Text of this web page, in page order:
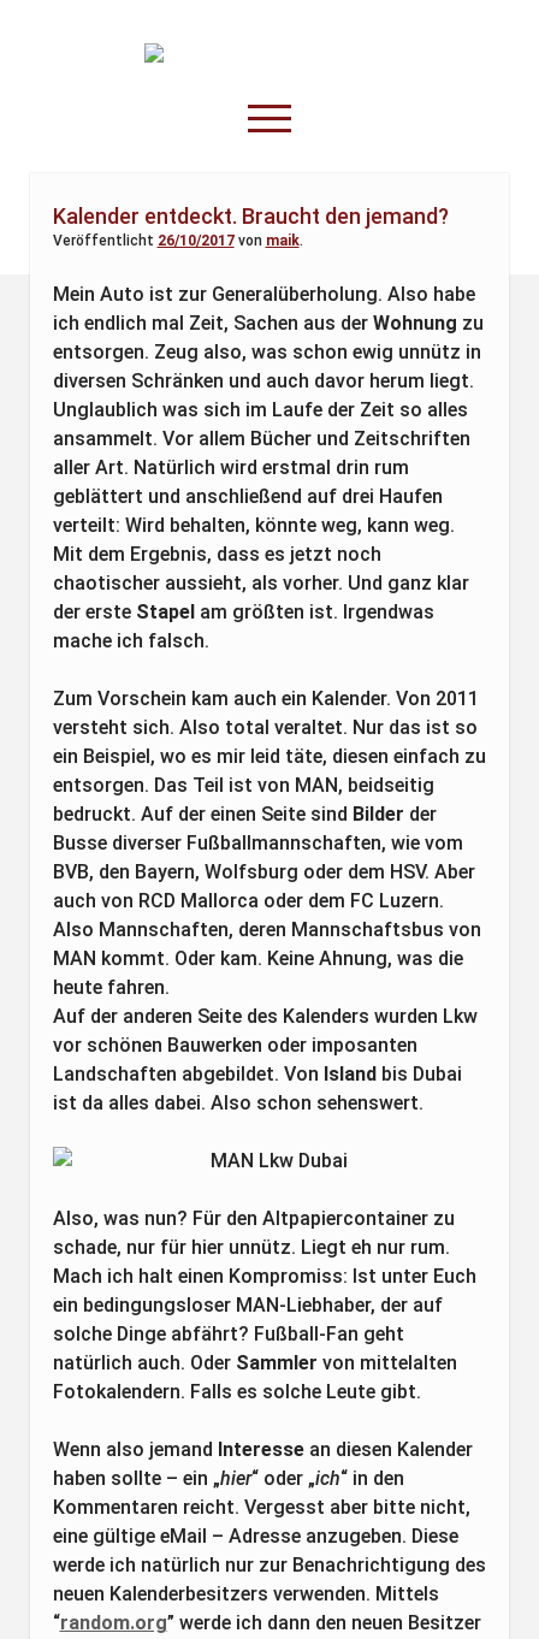
TruckOnline.de
open
menu
Anderswo
Spesenliste
Fahrer
Disposition
Kalender entdeckt. Braucht den jemand?
Veröffentlicht 26/10/2017von maik.
Mein Auto ist zur Generalüberholung. Also habe
ich endlich mal Zeit, Sachen aus der Wohnung zu
entsorgen. Zeug also, was schon ewig unnütz in
diversen Schränken und auch davor herum liegt.
Unglaublich was sich im Laufe der Zeit so alles
ansammelt. Vor allem Bücher und Zeitschriften
aller Art. Natürlich wird erstmal drin rum
geblättert und anschließend auf drei Haufen
verteilt: Wird behalten, könnte weg, kann weg.
Mit dem Ergebnis, dass es jetzt noch
chaotischer aussieht, als vorher. Und ganz klar
der erste Stapelam größten ist. Irgendwas
mache ich falsch.
Zum Vorschein kam auch ein Kalender. Von 2011
versteht sich. Also total veraltet. Nur das ist so
ein Beispiel, wo es mir leid täte, diesen einfach zu
entsorgen. Das Teil ist von MAN, beidseitig
bedruckt. Auf der einen Seite sind Bilder der
Busse diverser Fußballmannschaften, wie vom
BVB, den Bayern, Wolfsburg oder dem HSV. Aber
auch von RCD Mallorca oder dem FC Luzern.
Also Mannschaften, deren Mannschaftsbus von
MAN kommt. Oder kam. Keine Ahnung, was die
heute fahren.
Auf der anderen Seite des Kalenders wurden Lkw
vor schönen Bauwerken oder imposanten
Landschaften abgebildet. Von Islandbis Dubai
ist da alles dabei. Also schon sehenswert.
Also, was nun? Für den Altpapiercontainer zu
schade, nur für hier unnütz. Liegt eh nur rum.
Mach ich halt einen Kompromiss: Ist unter Euch
ein bedingungsloser MAN-Liebhaber, der auf
solche Dinge abfährt? Fußball-Fan geht
natürlich auch. Oder Sammler von mittelalten
Fotokalendern. Falls es solche Leute gibt.
Wenn also jemand Interessean diesen Kalender
haben sollte – ein „hier“ oder „ich“ in den
Kommentaren reicht. Vergesst aber bitte nicht,
eine gültige eMail – Adresse anzugeben. Diese
werde ich natürlich nur zur Benachrichtigung des
neuen Kalenderbesitzers verwenden. Mittels
“random.org” werde ich dann den neuen Besitzer